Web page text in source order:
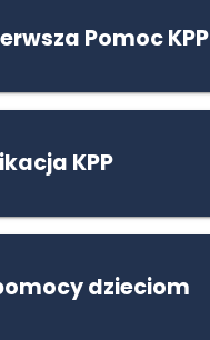
Pomoc KPP
KPP
dzieciom